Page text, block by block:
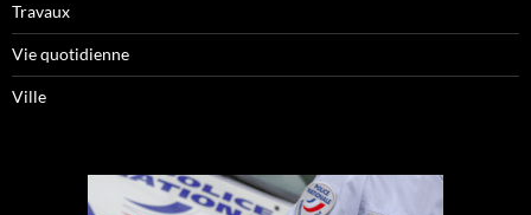
Travaux
Vie quotidienne
Ville